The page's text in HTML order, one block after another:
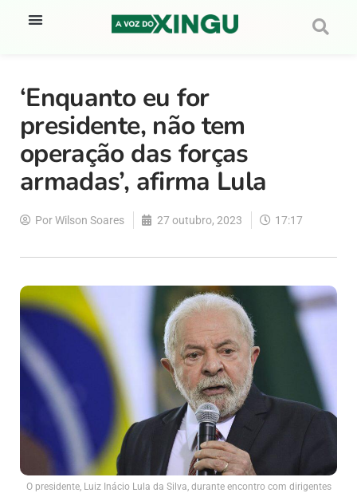
‘Enquanto eu for
presidente, não tem
operação das forças
armadas’, afirma Lula
PorWilson Soares 27 outubro, 2023 17:17
O presidente, Luiz Inácio Lula da Silva, durante encontro com dirigentes